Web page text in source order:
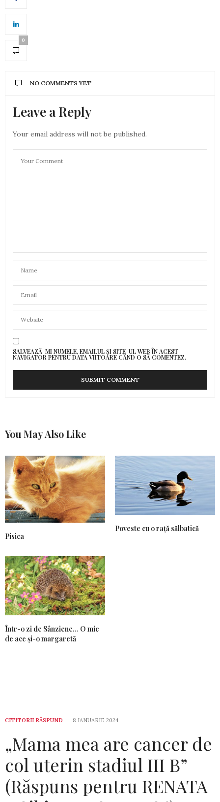
0
NO COMMENTS YET
Leave a Reply
Your email address will not be published.
SALVEAZĂ-MI NUMELE, EMAILUL ȘI SITE-UL WEB ÎN ACEST
NAVIGATOR PENTRU DATA VIITOARE CÂND O SĂ COMENTEZ.
You May Also Like
Pisica
Poveste cu o rață sălbatică
Într-o zi de Sânziene… O mie
de ace și-o margaretă
CITITORII RĂSPUND 8 IANUARIE 2024
„Mama mea are cancer de
col uterin stadiul III B”
(Răspuns pentru RENATA